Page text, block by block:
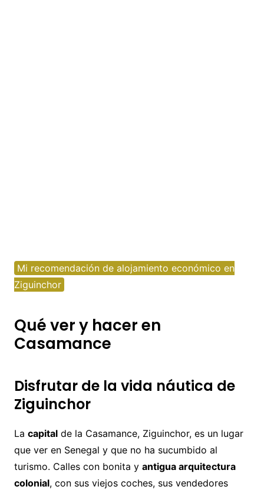
Mi recomendación de alojamiento económico en
Ziguinchor
Qué ver y hacer en
Casamance
Disfrutar de la vida náutica de
Ziguinchor
La capitalde la Casamance, Ziguinchor, es un lugar
que ver en Senegal y que no ha sucumbido al
turismo. Calles con bonita y antigua arquitectura
colonial, con sus viejos coches, sus vendedores